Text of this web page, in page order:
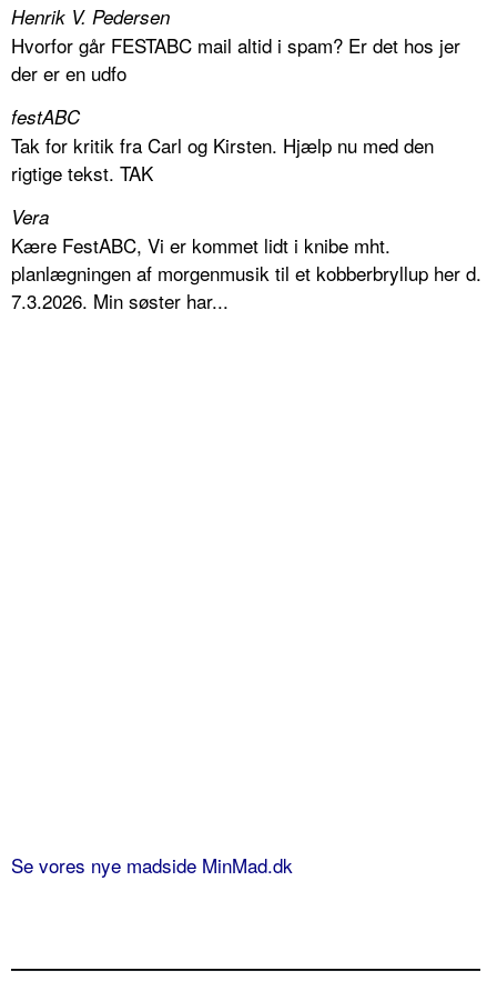
Henrik V. Pedersen
Hvorfor går FESTABC mail altid i spam? Er det hos jer
der er en udfo
festABC
Tak for kritik fra Carl og Kirsten. Hjælp nu med den
rigtige tekst. TAK
Vera
Kære FestABC, Vi er kommet lidt i knibe mht.
planlægningen af morgenmusik til et kobberbryllup her d.
7.3.2026. Min søster har...
Se vores nye madside MinMad.dk